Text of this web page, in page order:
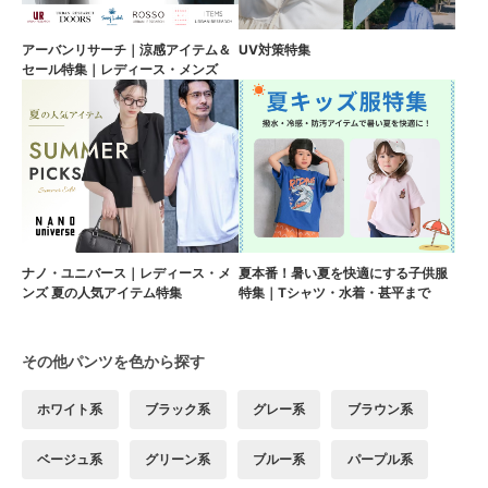
アーバンリサーチ｜涼感アイテム＆
セール特集｜レディース・メンズ
UV対策特集
ナノ・ユニバース｜レディース・メ
ンズ 夏の人気アイテム特集
夏本番！暑い夏を快適にする子供服
特集｜Tシャツ・水着・甚平まで
その他パンツを色から探す
ホワイト系 ブラック系 グレー系 ブラウン系
ベージュ系 グリーン系 ブルー系 パープル系